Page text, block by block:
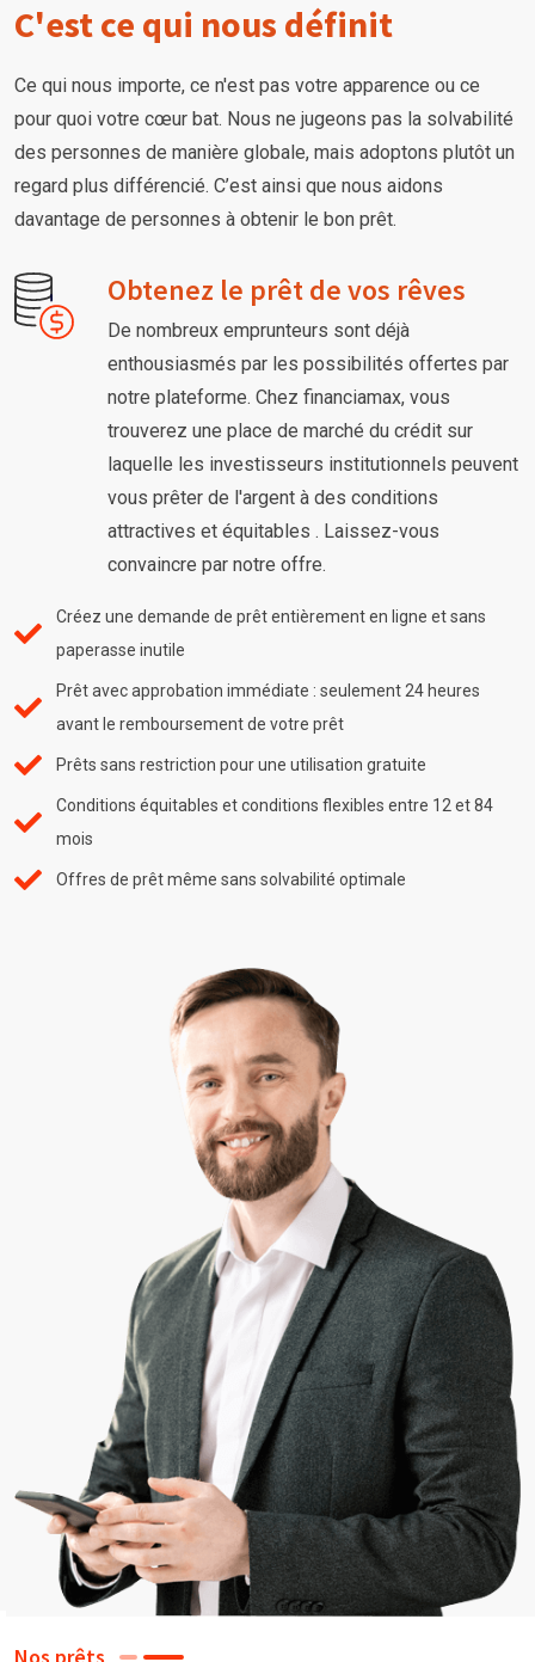
C'est ce qui nous définit
Ce qui nous importe, ce n'est pas votre apparence ou ce
pour quoi votre cœur bat. Nous ne jugeons pas la solvabilité
des personnes de manière globale, mais adoptons plutôt un
regard plus différencié. C’est ainsi que nous aidons
davantage de personnes à obtenir le bon prêt.
Obtenez le prêt de vos rêves
De nombreux emprunteurs sont déjà
enthousiasmés par les possibilités offertes par
notre plateforme. Chez financiamax, vous
trouverez une place de marché du crédit sur
laquelle les investisseurs institutionnels peuvent
vous prêter de l'argent à des conditions
attractives et équitables . Laissez-vous
convaincre par notre offre.
Créez une demande de prêt entièrement en ligne et sans
paperasse inutile
Prêt avec approbation immédiate : seulement 24 heures
avant le remboursement de votre prêt
Prêts sans restriction pour une utilisation gratuite
Conditions équitables et conditions flexibles entre 12 et 84
mois
Offres de prêt même sans solvabilité optimale